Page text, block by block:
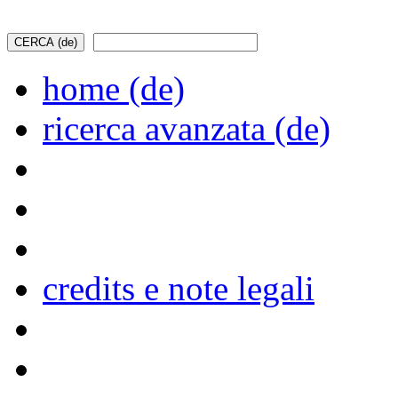
home (de)
ricerca avanzata (de)
credits e note legali